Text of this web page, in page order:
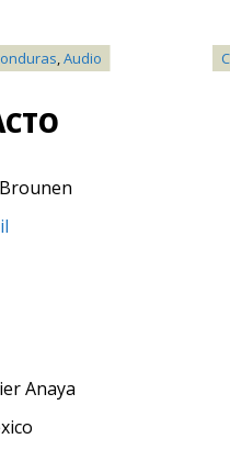
,Audio
Anaya